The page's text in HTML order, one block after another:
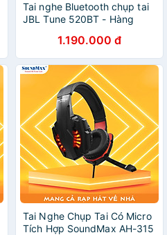
Tai nghe Bluetooth chụp tai
JBL Tune 520BT - Hàng
1.190.000 đ
Tai Nghe Chụp Tai Có Micro
Tích Hợp SoundMax AH-315